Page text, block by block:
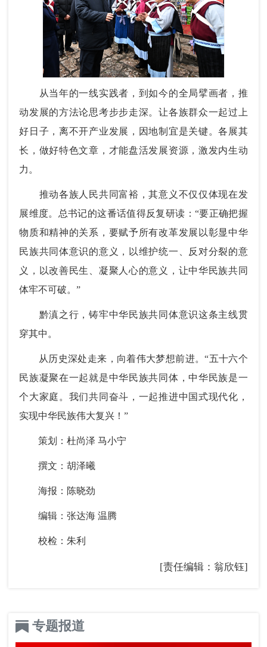
从当年的一线实践者，到如今的全局擘画者，推
动发展的方法论思考步步走深。让各族群众一起过上
好日子，离不开产业发展，因地制宜是关键。各展其
长，做好特色文章，才能盘活发展资源，激发内生动
力。
推动各族人民共同富裕，其意义不仅仅体现在发
展维度。总书记的这番话值得反复研读：“要正确把握
物质和精神的关系，要赋予所有改革发展以彰显中华
民族共同体意识的意义，以维护统一、反对分裂的意
义，以改善民生、凝聚人心的意义，让中华民族共同
体牢不可破。”
黔滇之行，铸牢中华民族共同体意识这条主线贯
穿其中。
从历史深处走来，向着伟大梦想前进。“五十六个
民族凝聚在一起就是中华民族共同体，中华民族是一
个大家庭。我们共同奋斗，一起推进中国式现代化，
实现中华民族伟大复兴！”
策划：杜尚泽 马小宁
撰文：胡泽曦
海报：陈晓劲
编辑：张达海 温腾
校检：朱利
[责任编辑：翁欣钰]
专题报道